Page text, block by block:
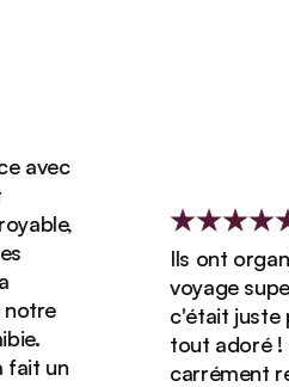
avec
un
Ils ont
voyage
c'était juste
tout adoré !
carrément